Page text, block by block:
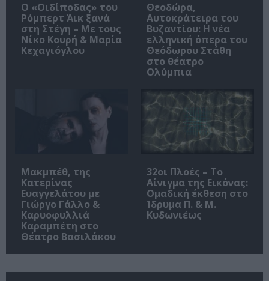
O «Οιδίποδας» του
Ρόμπερτ Άικ ξανά
στη Στέγη – Με τους
Νίκο Κουρή & Μαρία
Κεχαγιόγλου
Θεοδώρα,
Αυτοκράτειρα του
Βυζαντίου: Η νέα
ελληνική όπερα του
Θεόδωρου Στάθη
στο θέατρο
Ολύμπια
Μακμπέθ, της
Κατερίνας
Ευαγγελάτου με
Γιώργο Γάλλο &
Καρυοφυλλιά
Καραμπέτη στο
Θέατρο Βασιλάκου
32οι Πλοές – Το
Αίνιγμα της Εικόνας:
Ομαδική έκθεση στο
Ίδρυμα Π. & Μ.
Κυδωνιέως